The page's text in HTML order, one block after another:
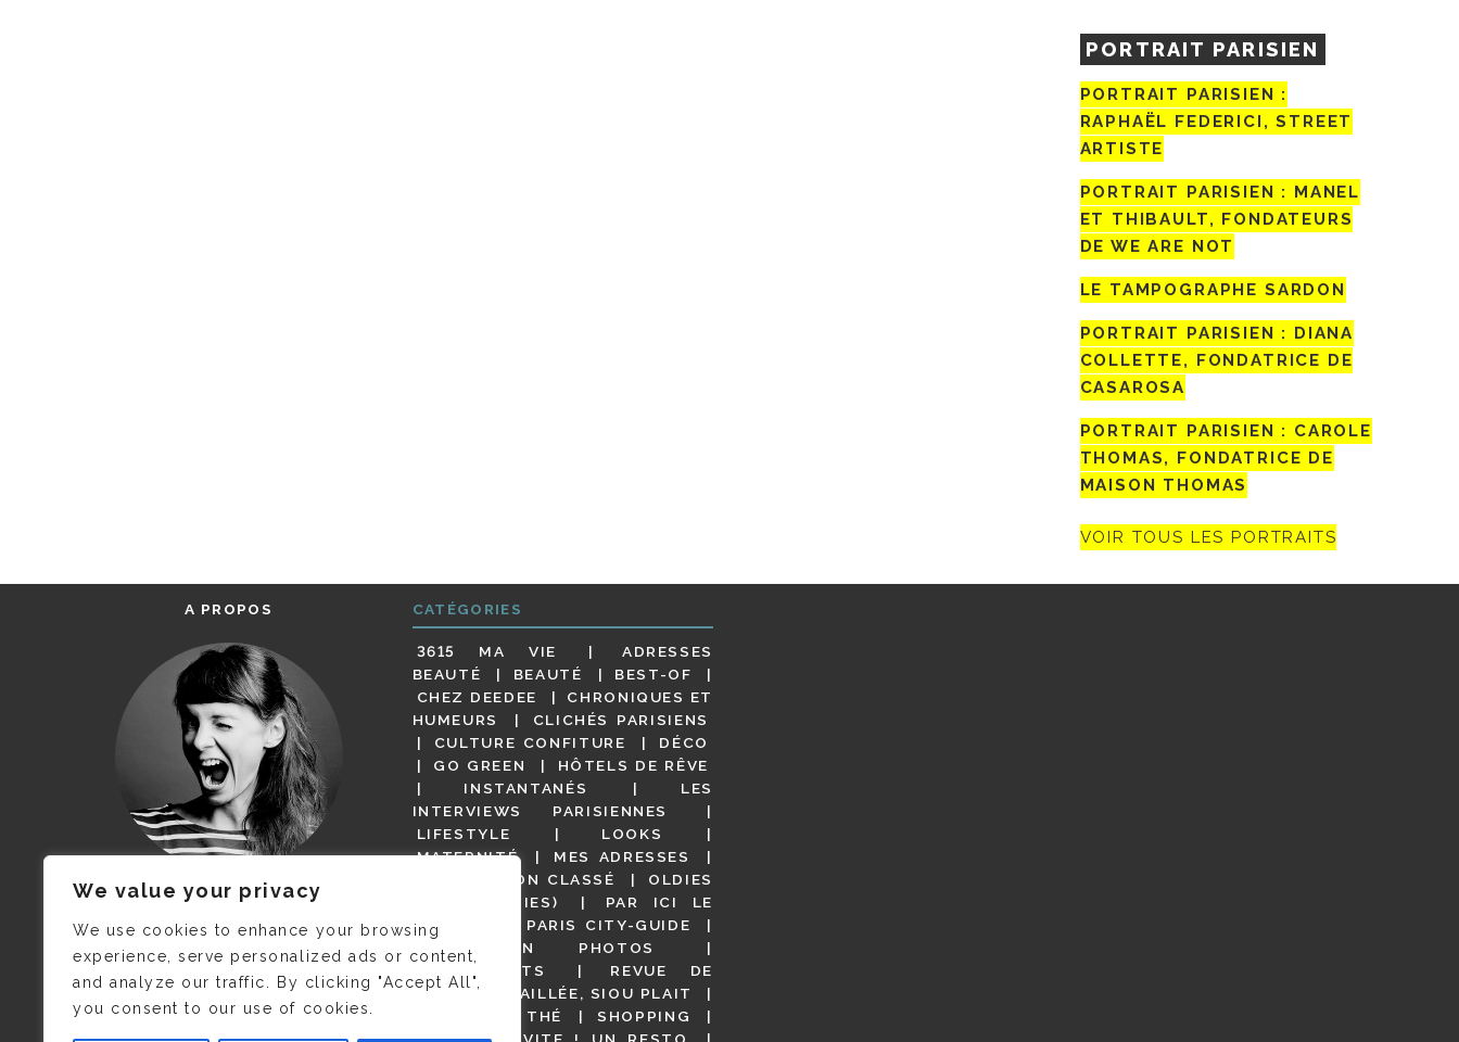
We value your privacy
We use cookies to enhance your browsing
experience, serve personalized ads or content,
and analyze our traffic. By clicking "Accept All",
you consent to our use of cookies.
PORTRAIT PARISIEN
PORTRAIT PARISIEN :
RAPHAËL FEDERICI, STREET
ARTISTE
PORTRAIT PARISIEN : MANEL
ET THIBAULT, FONDATEURS
DE WE ARE NOT
LE TAMPOGRAPHE SARDON
PORTRAIT PARISIEN : DIANA
COLLETTE, FONDATRICE DE
CASAROSA
PORTRAIT PARISIEN : CAROLE
THOMAS, FONDATRICE DE
MAISON THOMAS
VOIR TOUS LES PORTRAITS
A PROPOS
JE M’APPELLE DELPHINE MAIS
C’EST ©CAMILLE COLLIN QUI A
PRIS CETTE PHOTO !
CATÉGORIES
3615 MA VIE
ADRESSES
BEAUTÉ
BEAUTÉ
BEST-OF
CHEZ DEEDEE
CHRONIQUES ET
HUMEURS
CLICHÉS PARISIENS
CULTURE CONFITURE
DÉCO
GO GREEN
HÔTELS DE RÊVE
INSTANTANÉS
LES
INTERVIEWS PARISIENNES
LIFESTYLE
LOOKS
MATERNITÉ
MES ADRESSES
NON CLASSÉ
OLDIES
(BUT GOODIES)
PAR ICI LE
MAGOT !
PARIS CITY-GUIDE
PARIS EN PHOTOS
RESTAURANTS
REVUE DE
PRESSE DÉTAILLÉE, SIOU PLAIT
SALONS DE THÉ
SHOPPING
VIDÉOS
VITE ! UN RESTO